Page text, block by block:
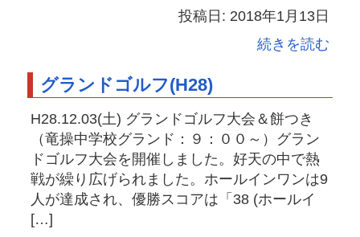
投稿日: 2018年1月13日
続きを読む
グランドゴルフ(H28)
H28.12.03(土) グランドゴルフ大会＆餅つき
（竜操中学校グランド：９：００～）グラン
ドゴルフ大会を開催しました。好天の中で熱
戦が繰り広げられました。ホールインワンは9
人が達成され、優勝スコアは「38 (ホールイ
[…]